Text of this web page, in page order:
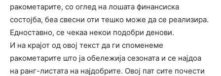
ракометарите, со оглед на лошата финансиска
состојба, беа свесни оти тешко може да се реализира.
Едноставно, се чекаа некои подобри денови.
И на крајот од овој текст да ги споменеме
ракометарите што ја обележија сезоната и се најдоа
на ранг-листата на најдобрите. Овој пат сите почести